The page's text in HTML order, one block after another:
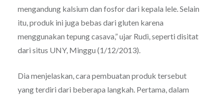
mengandung kalsium dan fosfor dari kepala lele. Selain
itu, produk ini juga bebas dari gluten karena
menggunakan tepung casava,” ujar Rudi, seperti disitat
dari situs UNY, Minggu (1/12/2013).
Dia menjelaskan, cara pembuatan produk tersebut
yang terdiri dari beberapa langkah. Pertama, dalam